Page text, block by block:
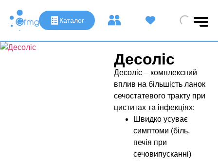
Каталог
Десоліс
Десоліс – комплексний
вплив на більшість ланок
сечостатевого тракту при
циститах та інфекціях:
Швидко усуває
симптоми (біль,
печія при
сечовипусканні)